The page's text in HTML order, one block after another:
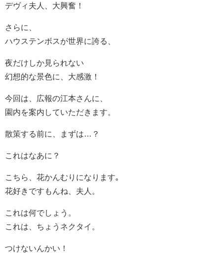
デヴィ夫人、大興奮！
さらに、
ハウステンボスが世界に誇る、
夜だけしか見られない
幻想的な景色に、大感激！
今回は、広報の江本さんに、
園内を案内していただきます。
散策する前に、まずは…？
これはなあに？
こちら、花かんむりになります｡
花好きですもんね、夫人。
これは何でしょう。
これは、ちょうネクタイ。
つけないんかい！